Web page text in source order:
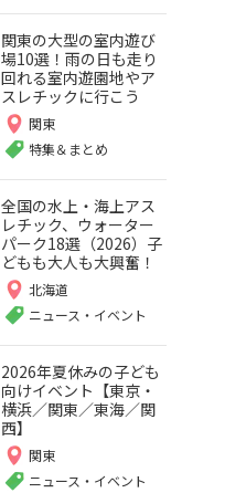
関東の大型の室内遊び
場10選！雨の日も走り
回れる室内遊園地やア
スレチックに行こう
関東
特集＆まとめ
全国の水上・海上アス
レチック、ウォーター
パーク18選（2026）子
どもも大人も大興奮！
北海道
ニュース・イベント
2026年夏休みの子ども
向けイベント【東京・
横浜／関東／東海／関
西】
関東
ニュース・イベント